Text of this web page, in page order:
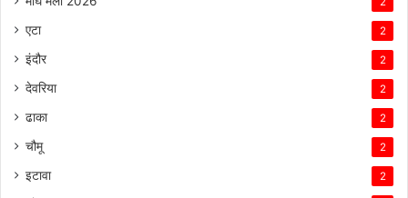
एटा 2
इंदौर 2
देवरिया 2
ढाका 2
चौमू 2
इटावा 2